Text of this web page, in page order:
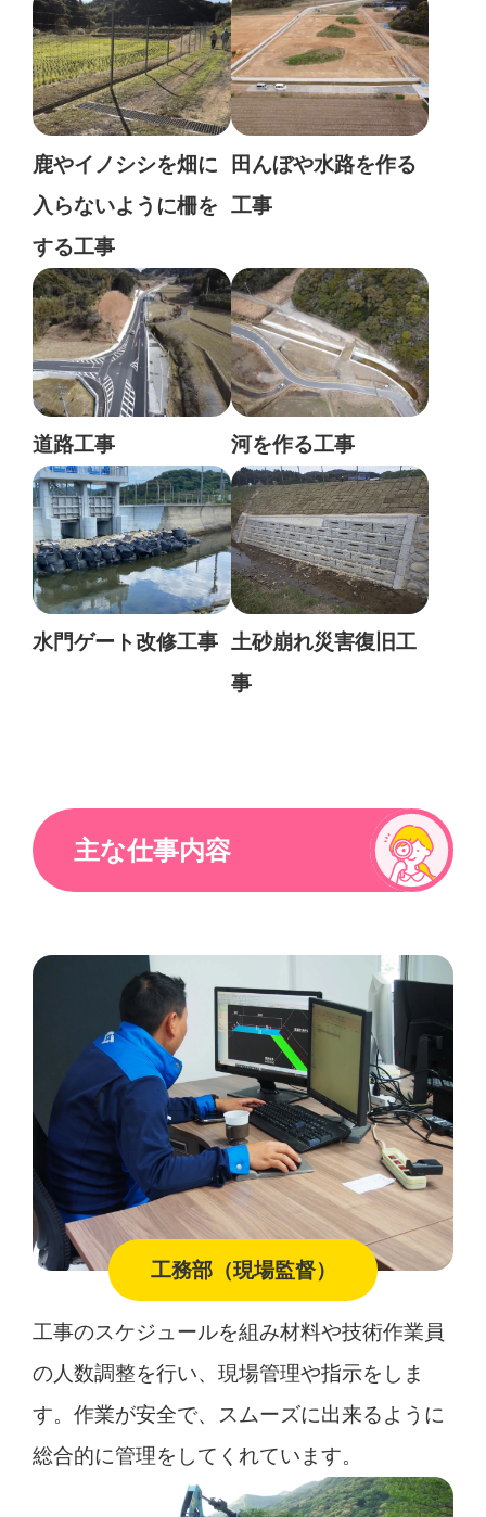
鹿やイノシシを畑に
入らないように柵を
する工事
田んぼや水路を作る
工事
道路工事 河を作る工事
水門ゲート改修工事 土砂崩れ災害復旧工
事
主な仕事内容
工務部（現場監督）
工事のスケジュールを組み材料や技術作業員
の人数調整を行い、現場管理や指示をしま
す。作業が安全で、スムーズに出来るように
総合的に管理をしてくれています。